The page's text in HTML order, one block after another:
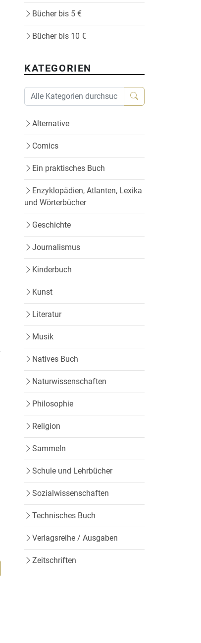
Bücher bis 5 €
Bücher bis 10 €
KATEGORIEN
Alternative
Comics
Ein praktisches Buch
Enzyklopädien, Atlanten, Lexika
und Wörterbücher
Geschichte
Journalismus
Kinderbuch
Kunst
Literatur
Musik
Natives Buch
Naturwissenschaften
Philosophie
Religion
Sammeln
Schule und Lehrbücher
Sozialwissenschaften
Technisches Buch
Verlagsreihe / Ausgaben
Zeitschriften